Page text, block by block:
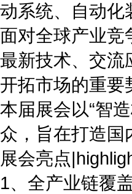
动系统、自动化
面对全球产业竞
最新技术、交流
开拓市场的重要
本届展会以“智
众，旨在打造国
展会亮点
1、全产业链覆